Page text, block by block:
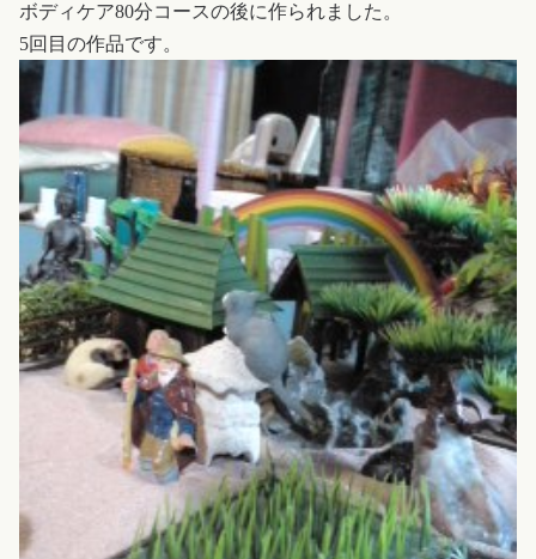
ボディケア80分コースの後に作られました。
5回目の作品です。